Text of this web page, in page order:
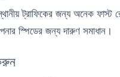
ট্রাফিকের জন্য অনেক ফাস্ট
স্পিডের জন্য দারুণ সমাধান।